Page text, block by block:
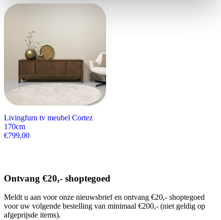
Livingfurn tv meubel Cortez
170cm
€799,00
Ontvang €20,- shoptegoed
Meldt u aan voor onze nieuwsbrief en ontvang €20,- shoptegoed
voor uw volgende bestelling van minimaal €200,- (niet geldig op
afgeprijsde items).